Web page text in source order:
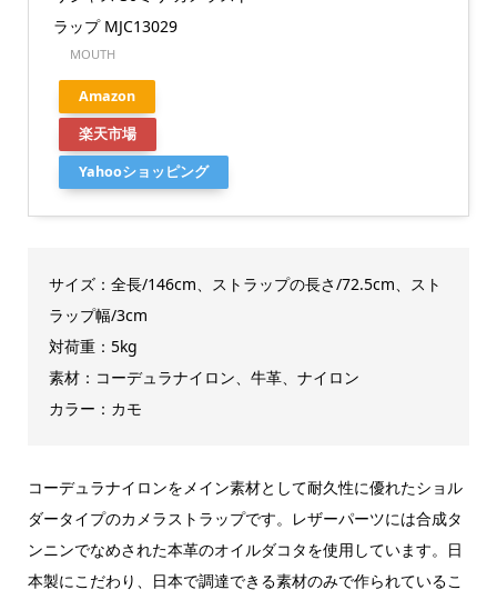
ラップ MJC13029
MOUTH
Amazon
楽天市場
Yahooショッピング
サイズ：全長/146cm、ストラップの長さ/72.5cm、スト
ラップ幅/3cm
対荷重：5kg
素材：コーデュラナイロン、牛革、ナイロン
カラー：カモ
コーデュラナイロンをメイン素材として耐久性に優れたショル
ダータイプのカメラストラップです。レザーパーツには合成タ
ンニンでなめされた本革のオイルダコタを使用しています。日
本製にこだわり、日本で調達できる素材のみで作られているこ